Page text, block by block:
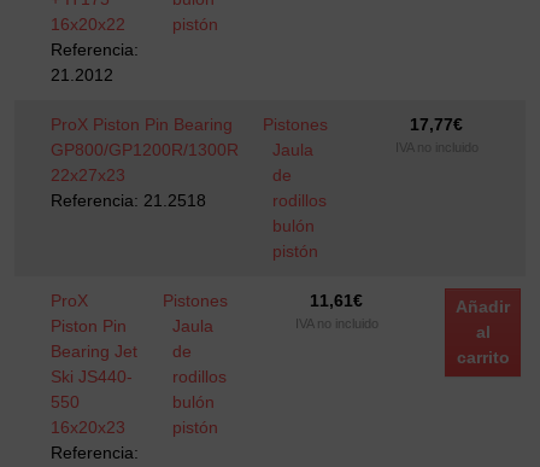
16x20x22
Referencia:
21.2012
pistón
ProX Piston Pin Bearing
GP800/GP1200R/1300R
22x27x23
Referencia: 21.2518
Pistones
Jaula
de
rodillos
bulón
pistón
17,77€
IVA no incluido
ProX
Piston Pin
Bearing Jet
Ski JS440-
550
16x20x23
Referencia:
Pistones
Jaula
de
rodillos
bulón
pistón
11,61€
IVA no incluido
Añadir
al
carrito